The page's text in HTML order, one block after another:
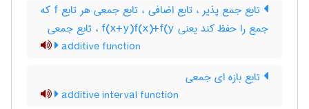
تابع جمع پذیر ، تابع اضافی ، تابع جمعی هر تابع f که
جمع را حفظ کند یعنی f(x+y)f(x)+f(y ، تابع جمعی
additive function
تابع بازه ای جمعی
additive interval function